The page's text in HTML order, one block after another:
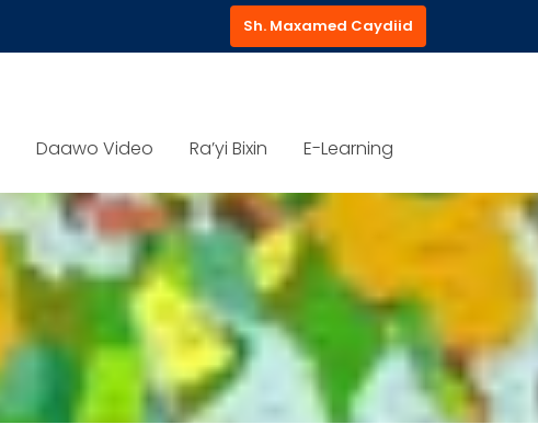
Sh. Maxamed Caydiid
Daawo Video Ra’yi Bixin E-Learning